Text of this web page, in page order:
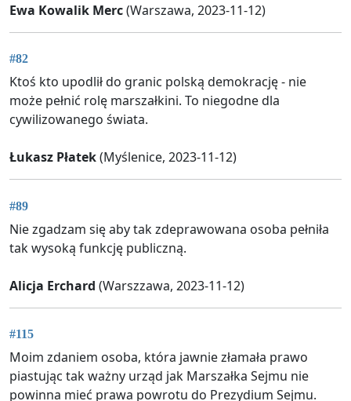
Ewa Kowalik Merc(Warszawa, 2023-11-12)
#82
Ktoś kto upodlił do granic polską demokrację - nie
może pełnić rolę marszałkini. To niegodne dla
cywilizowanego świata.
Łukasz Płatek(Myślenice, 2023-11-12)
#89
Nie zgadzam się aby tak zdeprawowana osoba pełniła
tak wysoką funkcję publiczną.
Alicja Erchard (Warszzawa, 2023-11-12)
#115
Moim zdaniem osoba, która jawnie złamała prawo
piastując tak ważny urząd jak Marszałka Sejmu nie
powinna mieć prawa powrotu do Prezydium Sejmu.